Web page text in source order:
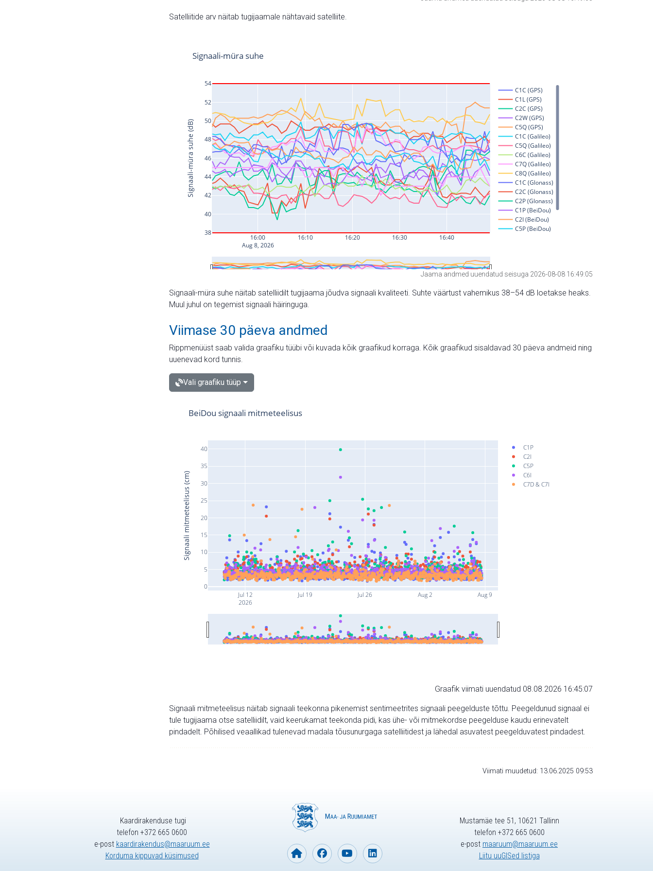
Satelliitide arv näitab tugijaamale nähtavaid satelliite.
Jaama andmed uuendatud seisuga 2026-08-08 16:49:05
Signaali-müra suhe näitab satelliidilt tugijaama jõudva signaali kvaliteeti. Suhte väärtust vahemikus 38–54 dB loetakse heaks.
Muul juhul on tegemist signaali häiringuga.
Viimase 30 päeva andmed
Rippmenüüst saab valida graafiku tüübi või kuvada kõik graafikud korraga. Kõik graafikud sisaldavad 30 päeva andmeid ning
uuenevad kord tunnis.
Vali graafiku tüüp
Jul 12
2026
Jul 19 Jul 26 Aug 2 Aug 9
0
5
10
15
20
25
30
35
40
C1P
C2I
C5P
C6I
C7D & C7I
BeiDou signaali mitmeteelisus
Signaali mitmeteelisus (cm)
Graafik viimati uuendatud 08.08.2026 16:45:07
Signaali mitmeteelisus näitab signaali teekonna pikenemist sentimeetrites signaali peegelduste tõttu. Peegeldunud signaal ei
tule tugijaama otse satelliidilt, vaid keerukamat teekonda pidi, kas ühe- või mitmekordse peegelduse kaudu erinevatelt
pindadelt. Põhilised veaallikad tulenevad madala tõusunurgaga satelliitidest ja lähedal asuvatest peegelduvatest pindadest.
Viimati muudetud: 13.06.2025 09:53
Kaardirakenduse tugi
telefon +372 665 0600
e-post kaardirakendus@maaruum.ee
Korduma kippuvad küsimused
Mustamäe tee 51, 10621 Tallinn
telefon +372 665 0600
e-post maaruum@maaruum.ee
Liitu uuGISed listiga